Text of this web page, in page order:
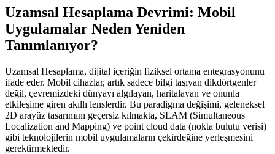
Uzamsal Hesaplama Devrimi: Mobil
Uygulamalar Neden Yeniden
Tanımlanıyor?
Uzamsal Hesaplama, dijital içeriğin fiziksel ortama entegrasyonunu
ifade eder. Mobil cihazlar, artık sadece bilgi taşıyan dikdörtgenler
değil, çevremizdeki dünyayı algılayan, haritalayan ve onunla
etkileşime giren akıllı lenslerdir. Bu paradigma değişimi, geleneksel
2D arayüz tasarımını geçersiz kılmakta, SLAM (Simultaneous
Localization and Mapping) ve point cloud data (nokta bulutu verisi)
gibi teknolojilerin mobil uygulamaların çekirdeğine yerleşmesini
gerektirmektedir.